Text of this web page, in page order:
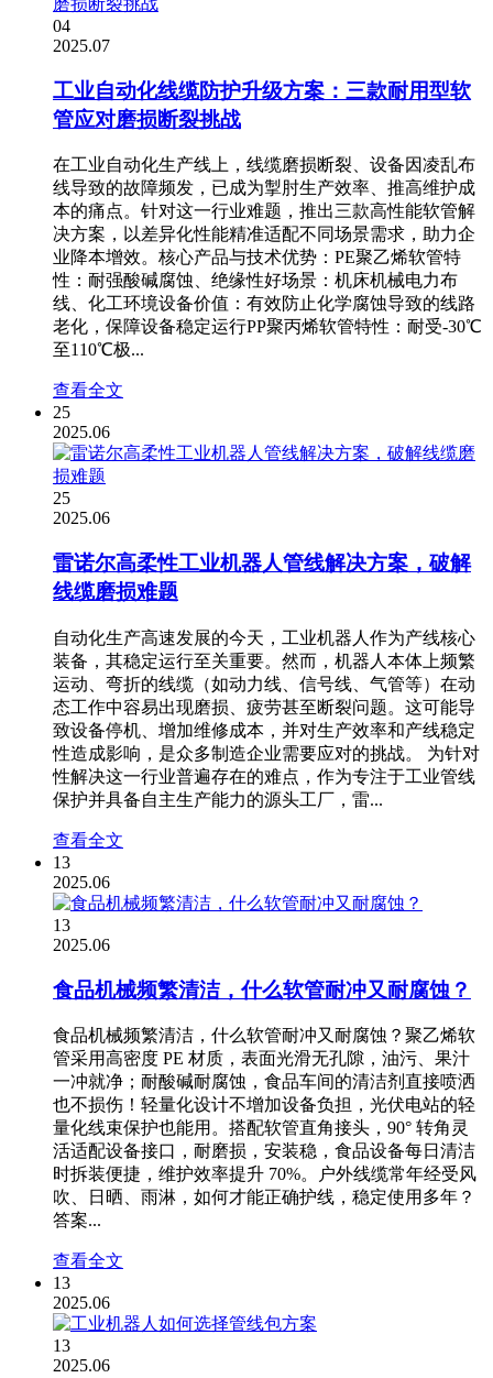
04
2025.07
工业自动化线缆防护升级方案：三款耐用型软
管应对磨损断裂挑战
在工业自动化生产线上，线缆磨损断裂、设备因凌乱布
线导致的故障频发，已成为掣肘生产效率、推高维护成
本的痛点。针对这一行业难题，推出三款高性能软管解
决方案，以差异化性能精准适配不同场景需求，助力企
业降本增效。核心产品与技术优势：PE聚乙烯软管特
性：耐强酸碱腐蚀、绝缘性好场景：机床机械电力布
线、化工环境设备价值：有效防止化学腐蚀导致的线路
老化，保障设备稳定运行PP聚丙烯软管特性：耐受-30℃
至110℃极...
查看全文
25
2025.06
25
2025.06
雷诺尔高柔性工业机器人管线解决方案，破解
线缆磨损难题
自动化生产高速发展的今天，工业机器人作为产线核心
装备，其稳定运行至关重要。然而，机器人本体上频繁
运动、弯折的线缆（如动力线、信号线、气管等）在动
态工作中容易出现磨损、疲劳甚至断裂问题。这可能导
致设备停机、增加维修成本，并对生产效率和产线稳定
性造成影响，是众多制造企业需要应对的挑战。 为针对
性解决这一行业普遍存在的难点，作为专注于工业管线
保护并具备自主生产能力的源头工厂，雷...
查看全文
13
2025.06
13
2025.06
食品机械频繁清洁，什么软管耐冲又耐腐蚀？
食品机械频繁清洁，什么软管耐冲又耐腐蚀？聚乙烯软
管采用高密度 PE 材质，表面光滑无孔隙，油污、果汁
一冲就净；耐酸碱耐腐蚀，食品车间的清洁剂直接喷洒
也不损伤！轻量化设计不增加设备负担，光伏电站的轻
量化线束保护也能用。搭配软管直角接头，90° 转角灵
活适配设备接口，耐磨损，安装稳，食品设备每日清洁
时拆装便捷，维护效率提升 70%。户外线缆常年经受风
吹、日晒、雨淋，如何才能正确护线，稳定使用多年？
答案...
查看全文
13
2025.06
13
2025.06